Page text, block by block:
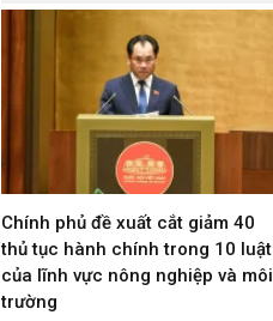
Chính phủ đề xuất cắt giảm 40
thủ tục hành chính trong 10 luật
của lĩnh vực nông nghiệp và môi
trường